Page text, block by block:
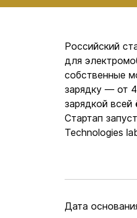
Российский
для
собственные
зарядку — от
зарядкой всей
Стартап
Technologies
Дата